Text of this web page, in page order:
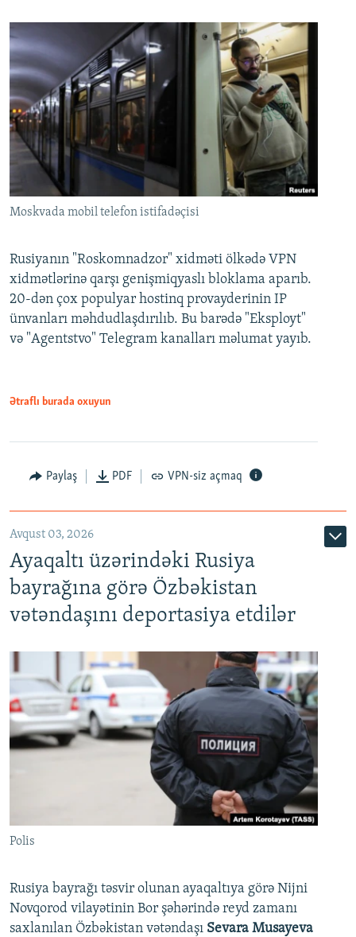
Moskvada mobil telefon istifadəçisi
Rusiyanın "Roskomnadzor" xidməti ölkədə VPN
xidmətlərinə qarşı genişmiqyaslı bloklama aparıb.
20-dən çox populyar hostinq provayderinin IP
ünvanları məhdudlaşdırılıb. Bu barədə "Eksployt"
və "Agentstvo" Telegram kanalları məlumat yayıb.
Ətraflı burada oxuyun
Paylaş PDF VPN-siz açmaq
Avqust 03, 2026
Ayaqaltı üzərindəki Rusiya
bayrağına görə Özbəkistan
vətəndaşını deportasiya etdilər
Polis
Rusiya bayrağı təsvir olunan ayaqaltıya görə Nijni
Novqorod vilayətinin Bor şəhərində reyd zamanı
saxlanılan Özbəkistan vətəndaşı Sevara Musayeva